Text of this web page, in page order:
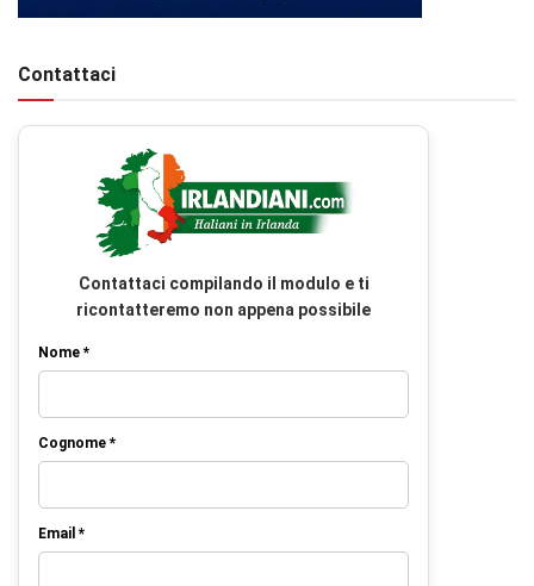
Contattaci
Contattaci compilando il modulo e ti
ricontatteremo non appena possibile
Nome *
Cognome *
Email *